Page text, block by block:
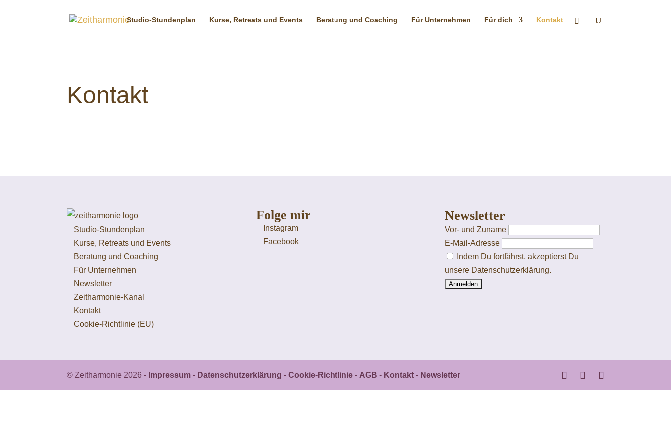
Studio-Stundenplan Kurse, Retreats und Events Beratung und Coaching Für Unternehmen Für dich Kontakt
Kontakt
Studio-Stundenplan
Kurse, Retreats und Events
Beratung und Coaching
Für Unternehmen
Newsletter
Zeitharmonie-Kanal
Kontakt
Cookie-Richtlinie (EU)
Folge mir
Instagram
Facebook
Newsletter
Vor- und Zuname
E-Mail-Adresse
Indem Du fortfährst, akzeptierst Du
unsere Datenschutzerklärung.
© Zeitharmonie 2026 - Impressum - Datenschutzerklärung -Cookie-Richtlinie -AGB - Kontakt - Newsletter